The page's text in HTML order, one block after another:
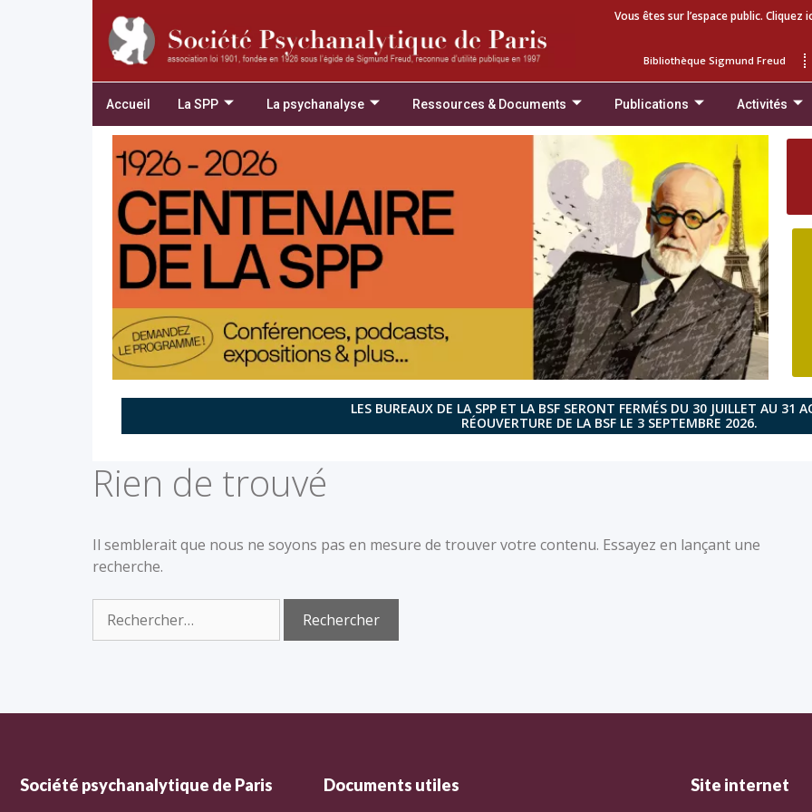
Vous êtes sur l’espace public.
Bibliothèque Sigmund Freud
Accueil La SPP La psychanalyse Ressources & Documents Publications Activités
LES BUREAUX DE LA SPP ET LA BSF SERONT FERMÉS DU 30 JUILLET AU 31
RÉOUVERTURE DE LA BSF LE 3 SEPTEMBRE 2026.
Rien de trouvé
Il semblerait que nous ne soyons pas en mesure de trouver votre contenu. Essayez en lançant une
recherche.
Société psychanalytique de Paris Documents utiles Site internet